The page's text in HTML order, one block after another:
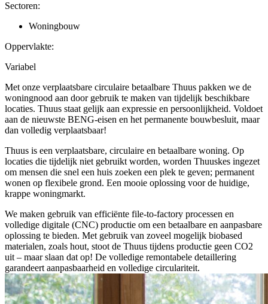
Sectoren:
Woningbouw
Oppervlakte:
Variabel
Met onze verplaatsbare circulaire betaalbare Thuus pakken we de
woningnood aan door gebruik te maken van tijdelijk beschikbare
locaties. Thuus staat gelijk aan expressie en persoonlijkheid. Voldoet
aan de nieuwste BENG-eisen en het permanente bouwbesluit, maar
dan volledig verplaatsbaar!
Thuus is een verplaatsbare, circulaire en betaalbare woning. Op
locaties die tijdelijk niet gebruikt worden, worden Thuuskes ingezet
om mensen die snel een huis zoeken een plek te geven; permanent
wonen op flexibele grond. Een mooie oplossing voor de huidige,
krappe woningmarkt.
We maken gebruik van efficiënte file-to-factory processen en
volledige digitale (CNC) productie om een betaalbare en aanpasbare
oplossing te bieden. Met gebruik van zoveel mogelijk biobased
materialen, zoals hout, stoot de Thuus tijdens productie geen CO2
uit – maar slaan dat op! De volledige remontabele detaillering
garandeert aanpasbaarheid en volledige circulariteit.